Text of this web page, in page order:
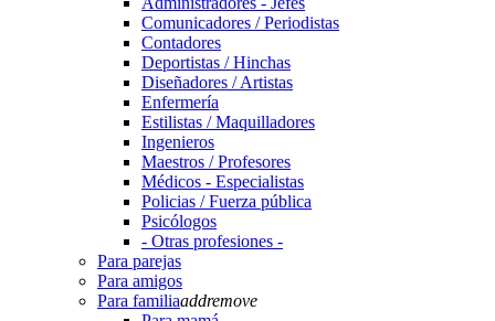
Comunicadores / Periodistas
Contadores
Deportistas / Hinchas
Diseñadores / Artistas
Enfermería
Estilistas / Maquilladores
Ingenieros
Maestros / Profesores
Médicos - Especialistas
Policias / Fuerza pública
Psicólogos
- Otras profesiones -
Para parejas
Para amigos
Para familiaaddremove